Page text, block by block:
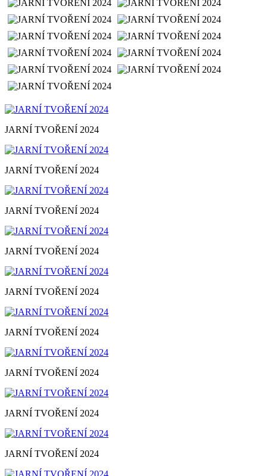
JARNÍ TVOŘENÍ 2024
JARNÍ TVOŘENÍ 2024
JARNÍ TVOŘENÍ 2024
JARNÍ TVOŘENÍ 2024
JARNÍ TVOŘENÍ 2024
JARNÍ TVOŘENÍ 2024
JARNÍ TVOŘENÍ 2024
JARNÍ TVOŘENÍ 2024
JARNÍ TVOŘENÍ 2024